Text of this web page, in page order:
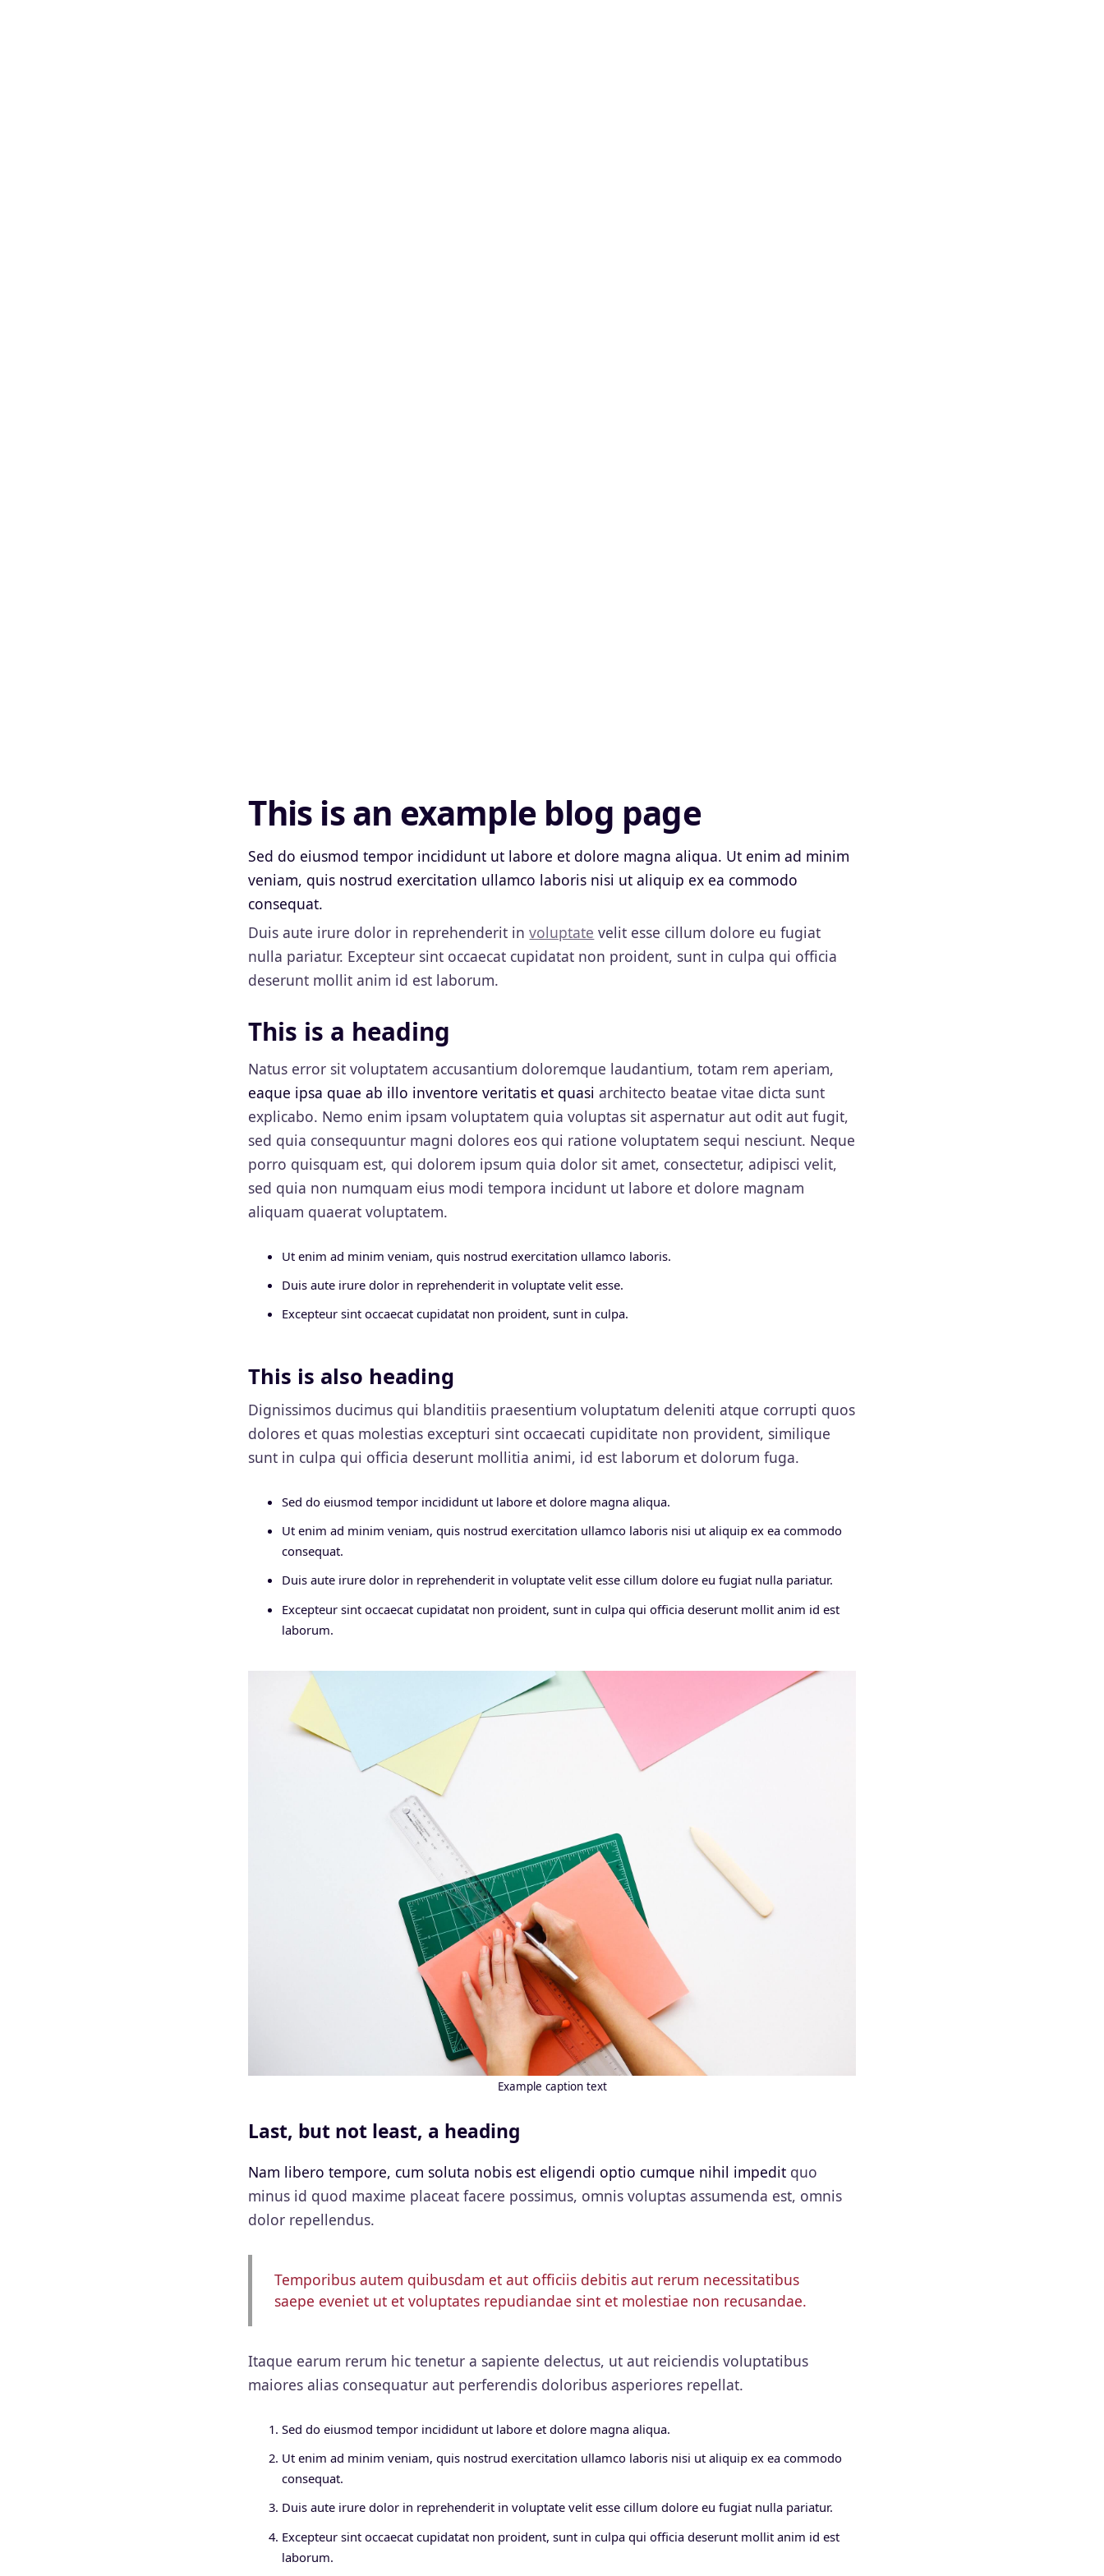
This is an example blog page
Sed do eiusmod tempor incididunt ut labore et dolore magna aliqua. Ut enim ad minim
veniam, quis nostrud exercitation ullamco laboris nisi ut aliquip ex ea commodo
consequat.
Duis aute irure dolor in reprehenderit involuptate velit esse cillum dolore eu fugiat
nulla pariatur. Excepteur sint occaecat cupidatat non proident, sunt in culpa qui officia
deserunt mollit anim id est laborum.
This is a heading
Natus error sit voluptatem accusantium doloremque laudantium, totam rem aperiam,
eaque ipsa quae ab illo inventore veritatis et quasiarchitecto beatae vitae dicta sunt
explicabo. Nemo enim ipsam voluptatem quia voluptas sit aspernatur aut odit aut fugit,
sed quia consequuntur magni dolores eos qui ratione voluptatem sequi nesciunt. Neque
porro quisquam est, qui dolorem ipsum quia dolor sit amet, consectetur, adipisci velit,
sed quia non numquam eius modi tempora incidunt ut labore et dolore magnam
aliquam quaerat voluptatem.
Ut enim ad minim veniam, quis nostrud exercitation ullamco laboris.
Duis aute irure dolor in reprehenderit in voluptate velit esse.
Excepteur sint occaecat cupidatat non proident, sunt in culpa.
This is also heading
Dignissimos ducimus qui blanditiis praesentium voluptatum deleniti atque corrupti quos
dolores et quas molestias excepturi sint occaecati cupiditate non provident, similique
sunt in culpa qui officia deserunt mollitia animi, id est laborum et dolorum fuga.
Sed do eiusmod tempor incididunt ut labore et dolore magna aliqua.
Ut enim ad minim veniam, quis nostrud exercitation ullamco laboris nisi ut aliquip ex ea commodo
consequat.
Duis aute irure dolor in reprehenderit in voluptate velit esse cillum dolore eu fugiat nulla pariatur.
Excepteur sint occaecat cupidatat non proident, sunt in culpa qui officia deserunt mollit anim id est
laborum.
Example caption text
Last, but not least, a heading
Nam libero tempore, cum soluta nobis est eligendi optio cumque nihil impedit quo
minus id quod maxime placeat facere possimus, omnis voluptas assumenda est, omnis
dolor repellendus.
Temporibus autem quibusdam et aut officiis debitis aut rerum necessitatibus
saepe eveniet ut et voluptates repudiandae sint et molestiae non recusandae.
Itaque earum rerum hic tenetur a sapiente delectus, ut aut reiciendis voluptatibus
maiores alias consequatur aut perferendis doloribus asperiores repellat.
Sed do eiusmod tempor incididunt ut labore et dolore magna aliqua.
Ut enim ad minim veniam, quis nostrud exercitation ullamco laboris nisi ut aliquip ex ea commodo
consequat.
Duis aute irure dolor in reprehenderit in voluptate velit esse cillum dolore eu fugiat nulla pariatur.
Excepteur sint occaecat cupidatat non proident, sunt in culpa qui officia deserunt mollit anim id est
laborum.